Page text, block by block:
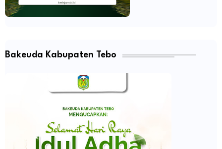
Bakeuda Kabupaten Tebo